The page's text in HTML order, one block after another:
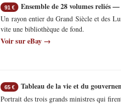
91 € Ensemble de 28 volumes reliés —
Un rayon entier du Grand Siècle et des
vite une bibliothèque de fond.
Voir sur eBay →
65 € Tableau de la vie et du
Portrait des trois grands ministres qui